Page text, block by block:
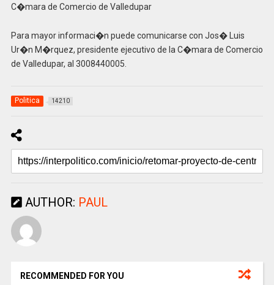
C�mara de Comercio de Valledupar
Para mayor informaci�n puede comunicarse con Jos� Luis
Ur�n M�rquez, presidente ejecutivo de la C�mara de Comercio
de Valledupar, al 3008440005.
Politica 14210
AUTHOR: PAUL
RECOMMENDED FOR YOU